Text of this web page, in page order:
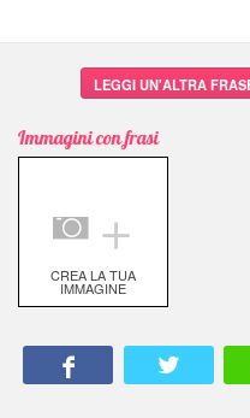
LEGGI UN'ALTRA
Immagini con frasi
＋
CREA LA TUA
IMMAGINE